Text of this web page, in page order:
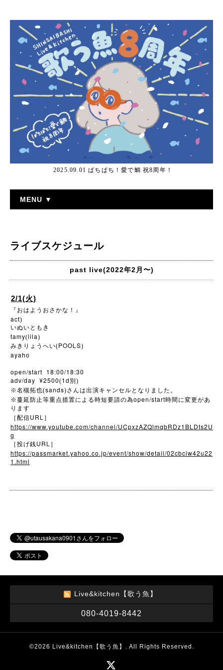
2025.09.01 ぱちぱち！愛で鯛 祝8周年！
MENU ▼
ライブスケジュール
past live(2022年2月〜)
2/1(火)
『おはようおさかな！』
act)
いぬいともき
tamy(lila)
みきりょうへい(POOLS)
ayaho
open/start 18:00/18:30
adv/day ¥2500(1d 別)
※名槻拓也(sands)さんは出演キャンセルとなりました。
※蔓延防止等重点措置による時短要請の為open/start時間に変更があ
ります
［配信URL ］
https://www.youtube.com/channel/UCpxzAZQlmqbRDz1BLDts2U
g
［投げ銭URL ］
https://passmarket.yahoo.co.jp/event/show/detail/02cbciw42u22
1.html
Live&kitchen【歌う魚】
080-4019-8442
©2026 Live&kitchen【歌う魚】 . All Rights Reserved.